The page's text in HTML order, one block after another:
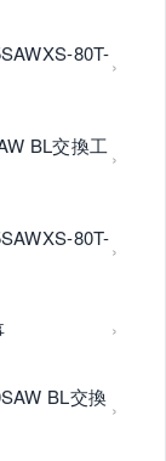
80T-
BL交換工
80T-
BL交換